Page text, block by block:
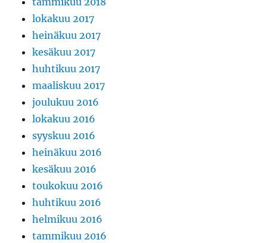
lokakuu 2017
heinäkuu 2017
kesäkuu 2017
huhtikuu 2017
maaliskuu 2017
joulukuu 2016
lokakuu 2016
syyskuu 2016
heinäkuu 2016
kesäkuu 2016
toukokuu 2016
huhtikuu 2016
helmikuu 2016
tammikuu 2016